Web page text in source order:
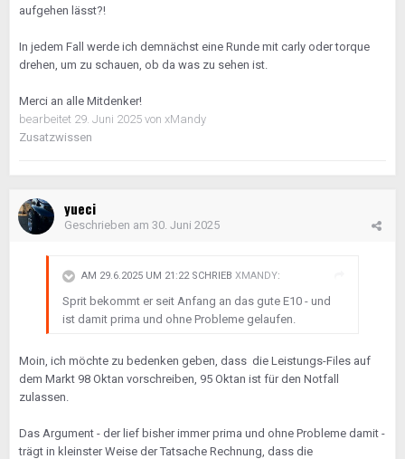
aufgehen lässt?!
In jedem Fall werde ich demnächst eine Runde mit carly oder torque
drehen, um zu schauen, ob da was zu sehen ist.
Merci an alle Mitdenker!
bearbeitet 29. Juni 2025 von xMandy
Zusatzwissen
yueci
Geschrieben am 30. Juni 2025
AM 29.6.2025 UM 21:22 SCHRIEB XMANDY:
Sprit bekommt er seit Anfang an das gute E10 - und
ist damit prima und ohne Probleme gelaufen.
Moin, ich möchte zu bedenken geben, dass die Leistungs-Files auf
dem Markt 98 Oktan vorschreiben, 95 Oktan ist für den Notfall
zulassen.
Das Argument - der lief bisher immer prima und ohne Probleme damit -
trägt in kleinster Weise der Tatsache Rechnung, dass die